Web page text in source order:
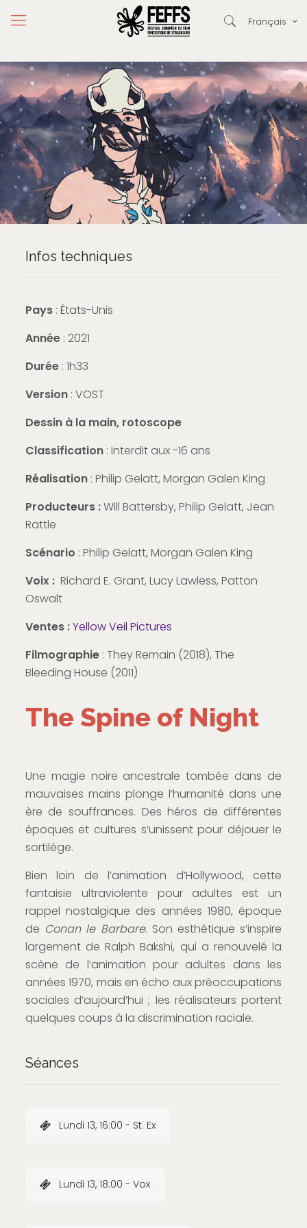
Français
Infos techniques
Pays : États-Unis
Année : 2021
Durée: 1h33
Version : VOST
Dessin à la main, rotoscope
Classification : Interdit aux -16 ans
Réalisation: Philip Gelatt, Morgan Galen King
Producteurs :Will Battersby, Philip Gelatt, Jean
Rattle
Scénario : Philip Gelatt, Morgan Galen King
Voix : Richard E. Grant, Lucy Lawless, Patton
Oswalt
Ventes :Yellow Veil Pictures
Filmographie: They Remain (2018), The
Bleeding House (2011)
The Spine of Night
Une magie noire ancestrale tombée dans de
mauvaises mains plonge l’humanité dans une
ère de souffrances. Des héros de différentes
époques et cultures s’unissent pour déjouer le
sortilège.
Bien loin de l’animation d’Hollywood, cette
fantaisie ultraviolente pour adultes est un
rappel nostalgique des années 1980, époque
de Conan le Barbare. Son esthétique s’inspire
largement de Ralph Bakshi, qui a renouvelé la
scène de l’animation pour adultes dans les
années 1970, mais en écho aux préoccupations
sociales d’aujourd’hui ; les réalisateurs portent
quelques coups à la discrimination raciale.
Séances
Lundi 13, 16:00 - St. Ex
Lundi 13, 18:00 - Vox